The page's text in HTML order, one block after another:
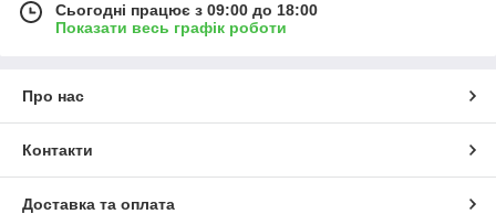
Сьогодні працює з 09:00 до 18:00
Показати весь графік роботи
Про нас
Контакти
Доставка та оплата